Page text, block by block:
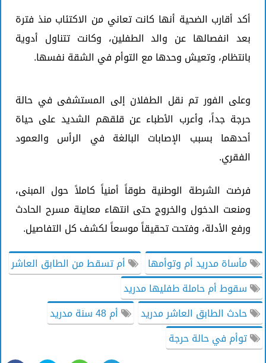
أكد أقارب الضحية أنها كانت تعاني من الاكتئاب منذ فترة
بعد انفصالها عن والد الطفلين، وكانت تتناول أدوية
بانتظام، وتعيش وحدها مع التوأم في الشقة نفسها.
وعلى الفور تم نقل الطفلان إلى المستشفى في حالة
حرجة جداً، وأعرب الأطباء عن قلقهم الشديد على حياة
أحدهما بسبب الإصابات البالغة في الرأس والعمود
الفقري.
فرضت الشرطة الوطنية طوقاً أمنياً كاملاً حول المبنى،
ومنعت الدخول والخروج حتى انتهاء معاينة مسرح الحادث
ورفع الأدلة، وفتحت تحقيقاً موسعاً لكشف كل التفاصيل.
مأساة مدريد أم وتوأمها
أم تسقط من الطابق العاشر
سقوط أم حاملة طفليها مدريد
حادث الطابق العاشر مدريد
أم 48 سنة مدريد
توأم في حالة حرجة